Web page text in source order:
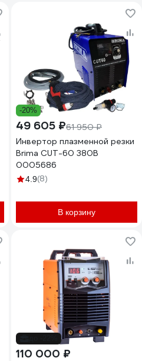
-20%
49 605 ₽61 950 ₽
Инвертор плазменной резки
Brima CUT-60 380В
0005686
4.9(8)
В корзину
110 000 ₽